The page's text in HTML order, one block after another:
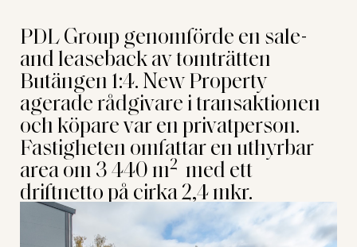
PDL Group genomförde en sale-
and leaseback av tomträtten
Butängen 1:4. New Property
agerade rådgivare i transaktionen
och köpare var en privatperson.
Fastigheten omfattar en uthyrbar
area om 3 440 m2 med ett
driftnetto på cirka 2,4 mkr.